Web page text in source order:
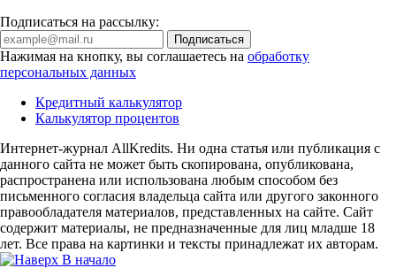
Подписаться на рассылку:
Нажимая на кнопку, вы соглашаетесь на обработку
персональных данных
Кредитный калькулятор
Калькулятор процентов
Интернет-журнал AllKredits. Ни одна статья или публикация с
данного сайта не может быть скопирована, опубликована,
распространена или использована любым способом без
письменного согласия владельца сайта или другого законного
правообладателя материалов, представленных на сайте. Сайт
содержит материалы, не предназначенные для лиц младше 18
лет. Все права на картинки и тексты принадлежат их авторам.
В начало